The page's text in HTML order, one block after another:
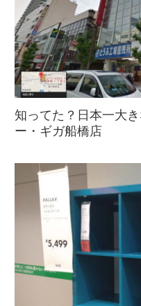
知ってた？日本一大
ー・ギガ船橋店